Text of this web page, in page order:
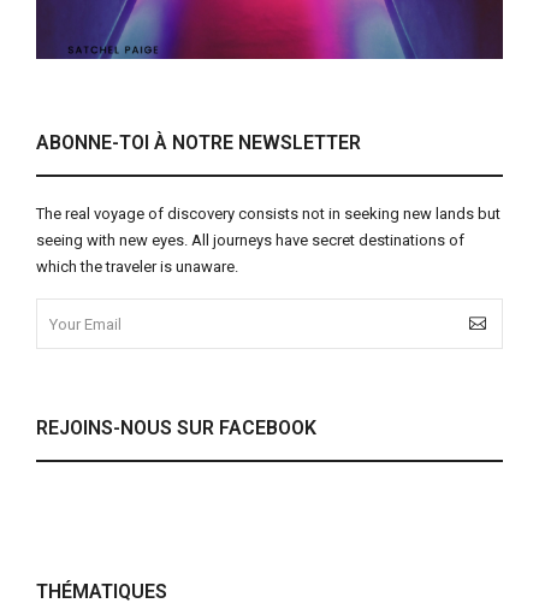
ABONNE-TOI À NOTRE NEWSLETTER
The real voyage of discovery consists not in seeking new lands but
seeing with new eyes. All journeys have secret destinations of
which the traveler is unaware.
REJOINS-NOUS SUR FACEBOOK
THÉMATIQUES